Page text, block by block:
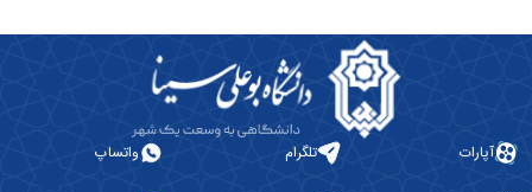
آپارات تلگرام واتساپ